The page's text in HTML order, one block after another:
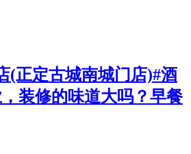
(正定古城南城门店)#酒
装修的味道大吗？早餐